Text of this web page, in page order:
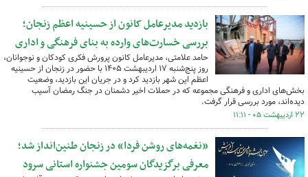
بازدید مدیرعامل کانون از حسینیه اعظم زنجان؛
بررسی خسارت‌های وارده به بنای فرهنگی و اداری
حامد علامتی، مدیرعامل کانون پرورش فکری کودکان و نوجوانان،
روز پنج‌شنبه ۱۷ اردیبهشت ۱۴۰۵ با حضور در زنجان از حسینیه
اعظم این شهر بازدید کرد و در جریان این بازدید، وضعیت
بخش‌های اداری و فرهنگی مجموعه که در حملات اخیر دشمنان در جنگ رمضان آسیب
دیده‌اند، مورد بررسی قرار گرفت.
۲۲ اردیبهشت ۰۵ - ۱۱:۱۱
«نغمه‌های روشن فردا» در زنجان طنین‌انداز شد؛
معرفی برگزیدگان سومین جشنواره استانی سرود